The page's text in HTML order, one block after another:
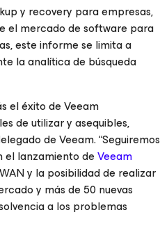
y recovery para empresas,
el mercado de software para
este informe se limita a
la analítica de búsqueda
el éxito de Veeam
de utilizar y asequibles,
de Veeam. “Seguiremos
lanzamiento deVeeam
y la posibilidad de realizar
y más de 50 nuevas
a los problemas